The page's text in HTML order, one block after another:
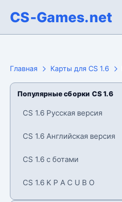
CS-Games.net
Главная Карты для CS 1.6
Популярные сборки CS 1.6
CS 1.6 Русская версия
CS 1.6 Английская версия
CS 1.6 с ботами
CS 1.6 K P A C U B O